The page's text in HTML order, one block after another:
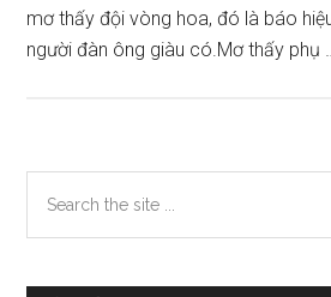
mơ thấy đội vòng hoa, đó là báo
người đàn ông giàu có.Mơ thấy phụ
Primary
Sidebar
the